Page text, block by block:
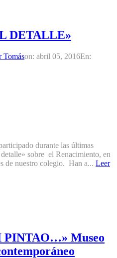
DETALLE»
Tomáson: abril 05, 2016En:
durante las últimas
sobre el Renacimiento, en
de nuestro colegio. Han a... Leer
PINTAO…» Museo